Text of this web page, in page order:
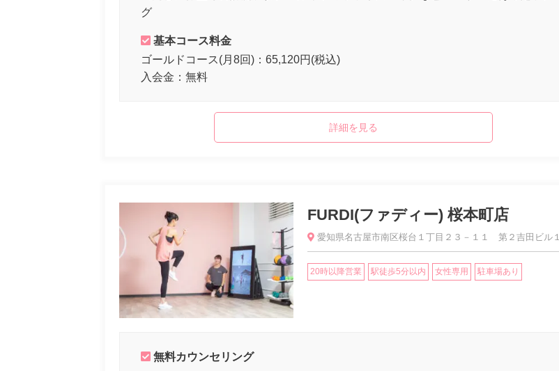
グ
基本コース料金
ゴールドコース(月8回)：65,120円(税込)
入会金：無料
詳細を見る
FURDI(ファディー) 桜本町店
愛知県名古屋市南区桜台１丁目２３－１１ 第２吉田ビル
20時以降営業 駅徒歩5分以内 女性専用 駐車場あり
無料カウンセリング